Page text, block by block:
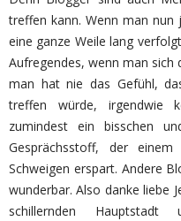
treffen kann. Wenn man nun
eine ganze Weile lang
Aufregendes, wenn man sich
man hat nie das Gefühl,
treffen würde, irgendwie
zumindest ein bisschen
Gesprächsstoff, der
Schweigen erspart. Andere
wunderbar. Also danke liebe
schillernden